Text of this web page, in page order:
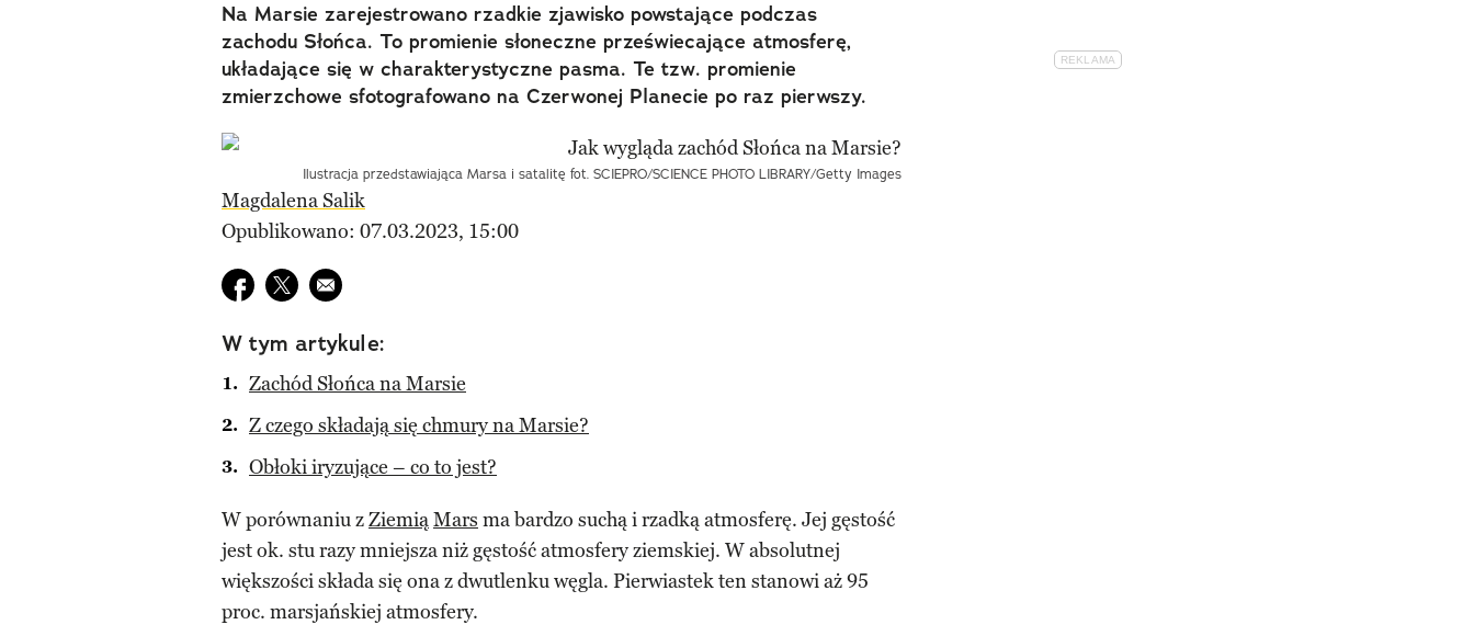
Na Marsie zarejestrowano rzadkie zjawisko powstające podczas
zachodu Słońca. To promienie słoneczne przeświecające atmosferę,
układające się w charakterystyczne pasma. Te tzw. promienie
zmierzchowe sfotografowano na Czerwonej Planecie po raz pierwszy.
Ilustracja przedstawiająca Marsa i satalitę fot. SCIEPRO/SCIENCE PHOTO LIBRARY/Getty Images
Magdalena Salik
Opublikowano: 07.03.2023, 15:00
Udostępnij na facebook
Udostępnij na twitter
E-mail do przyjaciela
W tym artykule:
Zachód Słońca na Marsie
Z czego składają się chmury na Marsie?
Obłoki iryzujące – co to jest?
W porównaniu zZiemiąMars ma bardzo suchą i rzadką atmosferę. Jej gęstość
jest ok. stu razy mniejsza niż gęstość atmosfery ziemskiej. W absolutnej
większości składa się ona z dwutlenku węgla. Pierwiastek ten stanowi aż 95
proc. marsjańskiej atmosfery.